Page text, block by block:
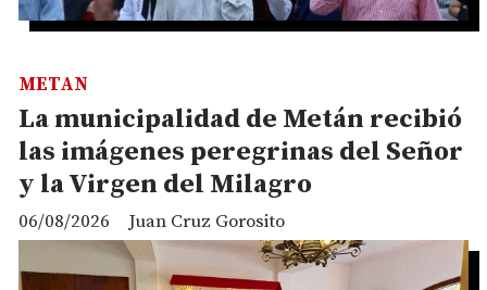
La municipalidad de Metán recibió
las imágenes peregrinas del Señor
y la Virgen del Milagro
Juan Cruz Gorosito
METAN
06/08/2026